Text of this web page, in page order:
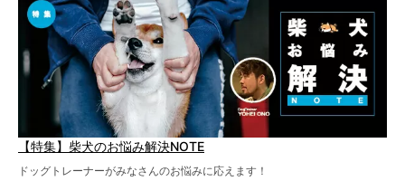
【特集】柴犬のお悩み解決NOTE
ドッグトレーナーがみなさんのお悩みに応えます！